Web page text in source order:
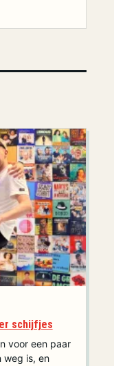
schijfjes
voor een paar
weg is, en